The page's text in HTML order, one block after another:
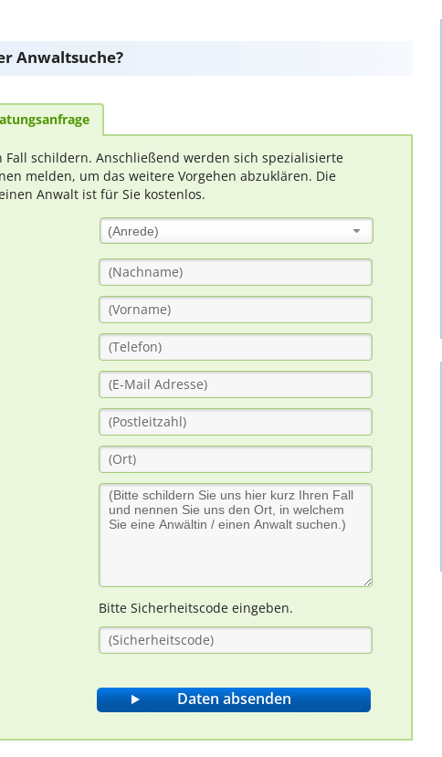
Anwaltsuche?
Fall schildern. Anschließend werden sich spezialisierte
melden, um das weitere Vorgehen abzuklären. Die
Anwalt ist für Sie kostenlos.
(Anrede)
Bitte Sicherheitscode eingeben.